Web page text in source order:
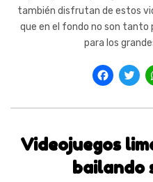
también disfrutan de estos
que en el fondo no son tanto
para los
Videojuegos
bailando